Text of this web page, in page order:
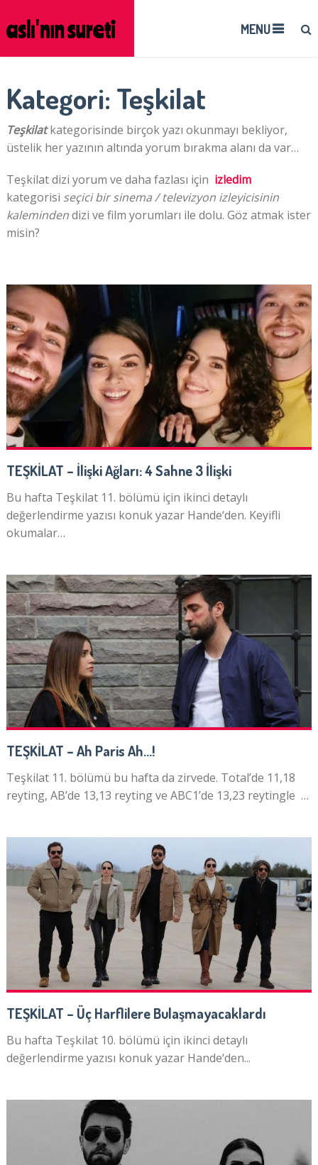
MENU
Kategori: Teşkilat
Teşkilatkategorisinde birçok yazı okunmayı bekliyor,
üstelik her yazının altında yorum bırakma alanı da var…
Teşkilat dizi yorum ve daha fazlası için izledim
kategorisi seçici bir sinema / televizyon izleyicisinin
kalemindendizi ve film yorumları ile dolu. Göz atmak ister
misin?
TEŞKİLAT – İlişki Ağları: 4 Sahne 3 İlişki
Bu hafta Teşkilat 11. bölümü için ikinci detaylı
değerlendirme yazısı konuk yazar Hande‘den. Keyifli
okumalar…
TEŞKİLAT – Ah Paris Ah…!
Teşkilat 11. bölümü bu hafta da zirvede. Total’de 11,18
reyting, AB’de 13,13 reyting ve ABC1’de 13,23 reytingle …
TEŞKİLAT – Üç Harflilere Bulaşmayacaklardı
Bu hafta Teşkilat 10. bölümü için ikinci detaylı
değerlendirme yazısı konuk yazar Hande‘den...